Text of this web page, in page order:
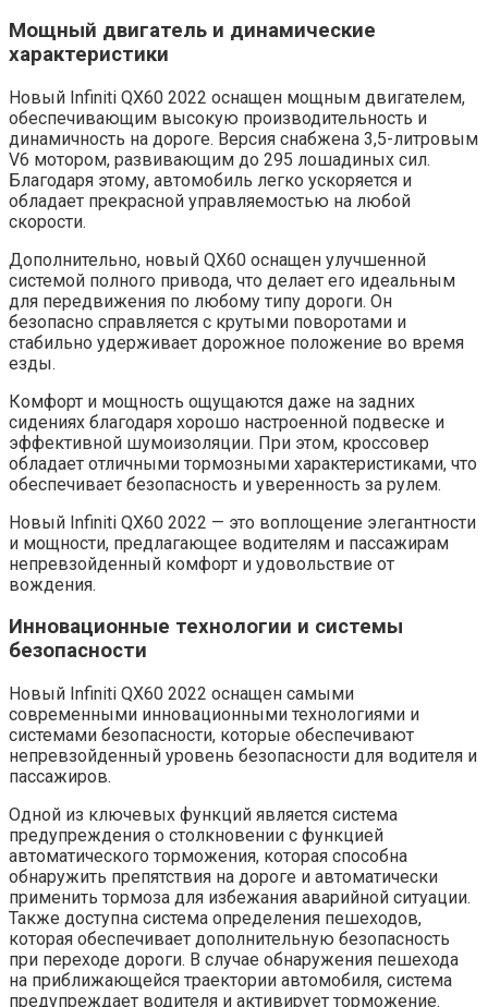
Мощный двигатель и динамические
характеристики
Новый Infiniti QX60 2022 оснащен мощным двигателем,
обеспечивающим высокую производительность и
динамичность на дороге. Версия снабжена 3,5-литровым
V6 мотором, развивающим до 295 лошадиных сил.
Благодаря этому, автомобиль легко ускоряется и
обладает прекрасной управляемостью на любой
скорости.
Дополнительно, новый QX60 оснащен улучшенной
системой полного привода, что делает его идеальным
для передвижения по любому типу дороги. Он
безопасно справляется с крутыми поворотами и
стабильно удерживает дорожное положение во время
езды.
Комфорт и мощность ощущаются даже на задних
сидениях благодаря хорошо настроенной подвеске и
эффективной шумоизоляции. При этом, кроссовер
обладает отличными тормозными характеристиками, что
обеспечивает безопасность и уверенность за рулем.
Новый Infiniti QX60 2022 — это воплощение элегантности
и мощности, предлагающее водителям и пассажирам
непревзойденный комфорт и удовольствие от
вождения.
Инновационные технологии и системы
безопасности
Новый Infiniti QX60 2022 оснащен самыми
современными инновационными технологиями и
системами безопасности, которые обеспечивают
непревзойденный уровень безопасности для водителя и
пассажиров.
Одной из ключевых функций является система
предупреждения о столкновении с функцией
автоматического торможения, которая способна
обнаружить препятствия на дороге и автоматически
применить тормоза для избежания аварийной ситуации.
Также доступна система определения пешеходов,
которая обеспечивает дополнительную безопасность
при переходе дороги. В случае обнаружения пешехода
на приближающейся траектории автомобиля, система
предупреждает водителя и активирует торможение.